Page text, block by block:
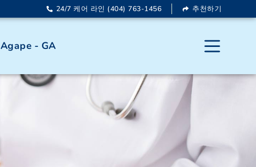
24/7 케어 라인 (404) 763-1456 추천하기
Agape - GA